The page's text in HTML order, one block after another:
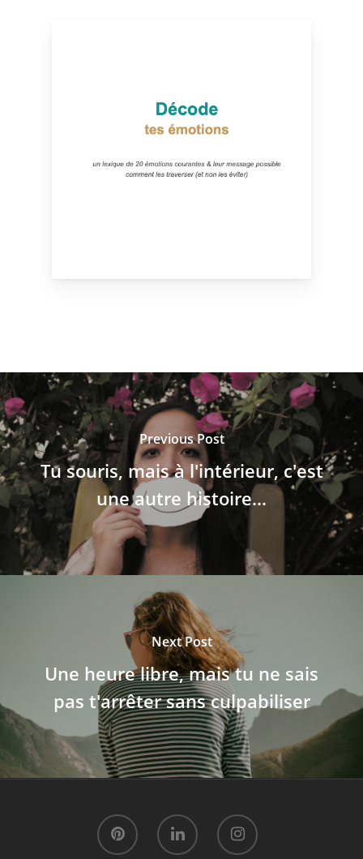
Previous Post
Tu souris, mais à l'intérieur, c'est
une autre histoire...
Next Post
Une heure libre, mais tu ne sais
pas t'arrêter sans culpabiliser